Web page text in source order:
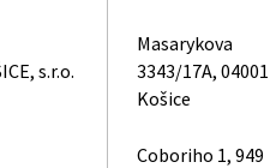
s.r.o.
Masarykova
3343/17A, 04001
Košice
Coboriho 1, 949